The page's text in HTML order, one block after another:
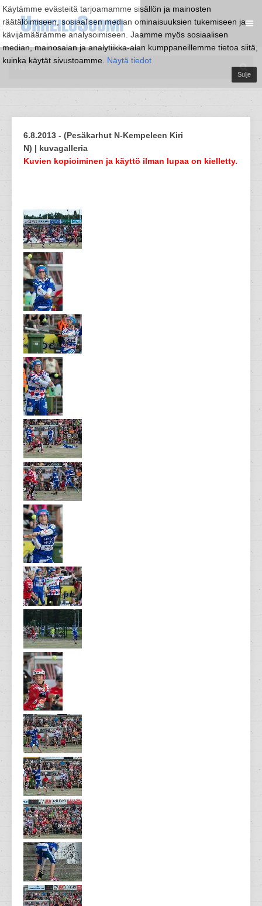
Käytämme evästeitä tarjoamamme sisällön ja mainosten
räätälöimiseen, sosiaalisen median ominaisuuksien tukemiseen ja
kävijämäärämme analysoimiseen. Jaamme myös sosiaalisen
median, mainosalan ja analytiikka-alan kumppaneillemme tietoa siitä,
kuinka käytät sivustoamme. Näytä tiedot
Sulje
6.8.2013 - (Pesäkarhut N-Kempeleen Kiri
N) | kuvagalleria
Kuvien kopioiminen ja käyttö ilman lupaa on kielletty.